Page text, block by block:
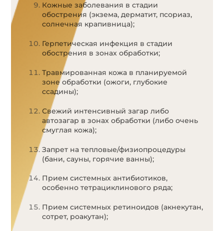
Кожные заболевания в стадии
обострения (экзема, дерматит, псориаз,
солнечная крапивница);
Герпетическая инфекция в стадии
обострения в зонах обработки;
Травмированная кожа в планируемой
зоне обработки (ожоги, глубокие
ссадины);
Свежий интенсивный загар либо
автозагар в зонах обработки (либо очень
смуглая кожа);
Запрет на тепловые/физиопроцедуры
(бани, сауны, горячие ванны);
Прием системных антибиотиков,
особенно тетрациклинового ряда;
Прием системных ретиноидов (акнекутан,
сотрет, роакутан);